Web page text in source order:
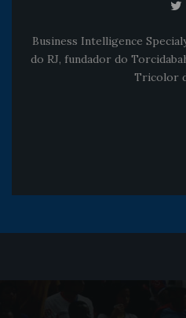
Business Intelligence
do RJ, fundador do
Tricolor